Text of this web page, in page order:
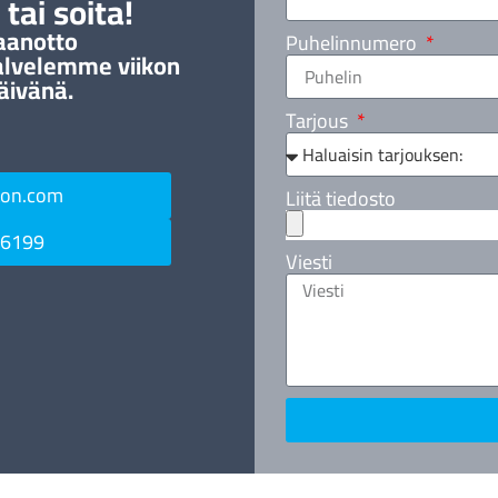
soita!
viikon Puhelinnumero
Tarjous
Liitä tiedosto
Viesti